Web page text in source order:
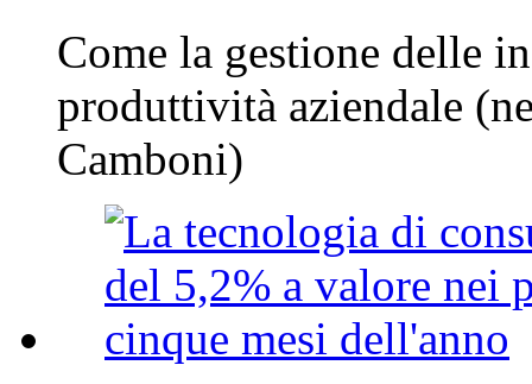
Come la gestione delle
produttività aziendale
Camboni)